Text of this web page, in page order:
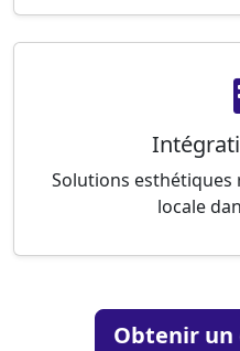
Solutions
locale
Obtenir